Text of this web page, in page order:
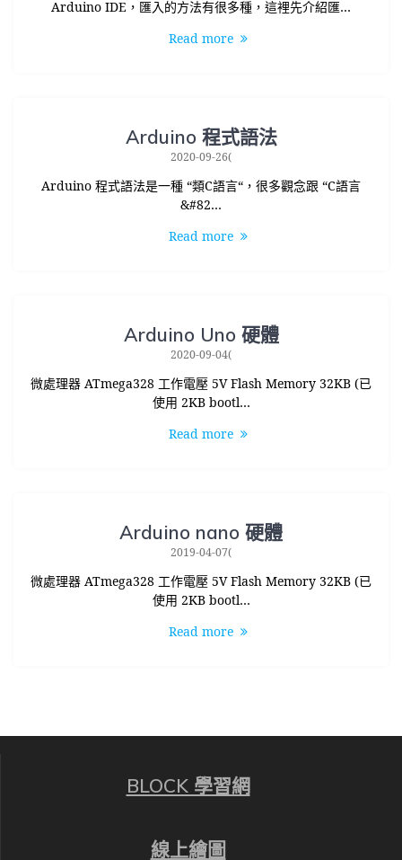
Arduino IDE，匯入的方法有很多種，這裡先介紹匯…
Read more
Arduino 程式語法
2020-09-26(
Arduino 程式語法是一種 “類C語言“，很多觀念跟 “C語言
&#82…
Read more
Arduino Uno 硬體
2020-09-04(
微處理器 ATmega328 工作電壓 5V Flash Memory 32KB (已
使用 2KB bootl…
Read more
Arduino nano 硬體
2019-04-07(
微處理器 ATmega328 工作電壓 5V Flash Memory 32KB (已
使用 2KB bootl…
Read more
BLOCK 學習網
線上繪圖